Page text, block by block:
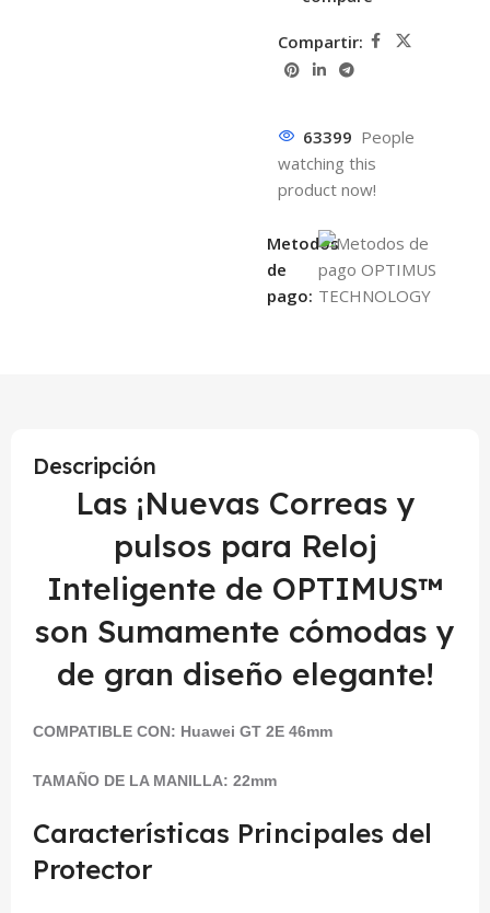
Compartir:
63399 People
watching this
product now!
Metodos
de
pago:
Descripción
Las ¡Nuevas Correas y
pulsos para Reloj
Inteligente de OPTIMUS™
son Sumamente cómodas y
de gran diseño elegante!
COMPATIBLE CON: Huawei GT 2E 46mm
TAMAÑO DE LA MANILLA: 22mm
Características Principales del
Protector